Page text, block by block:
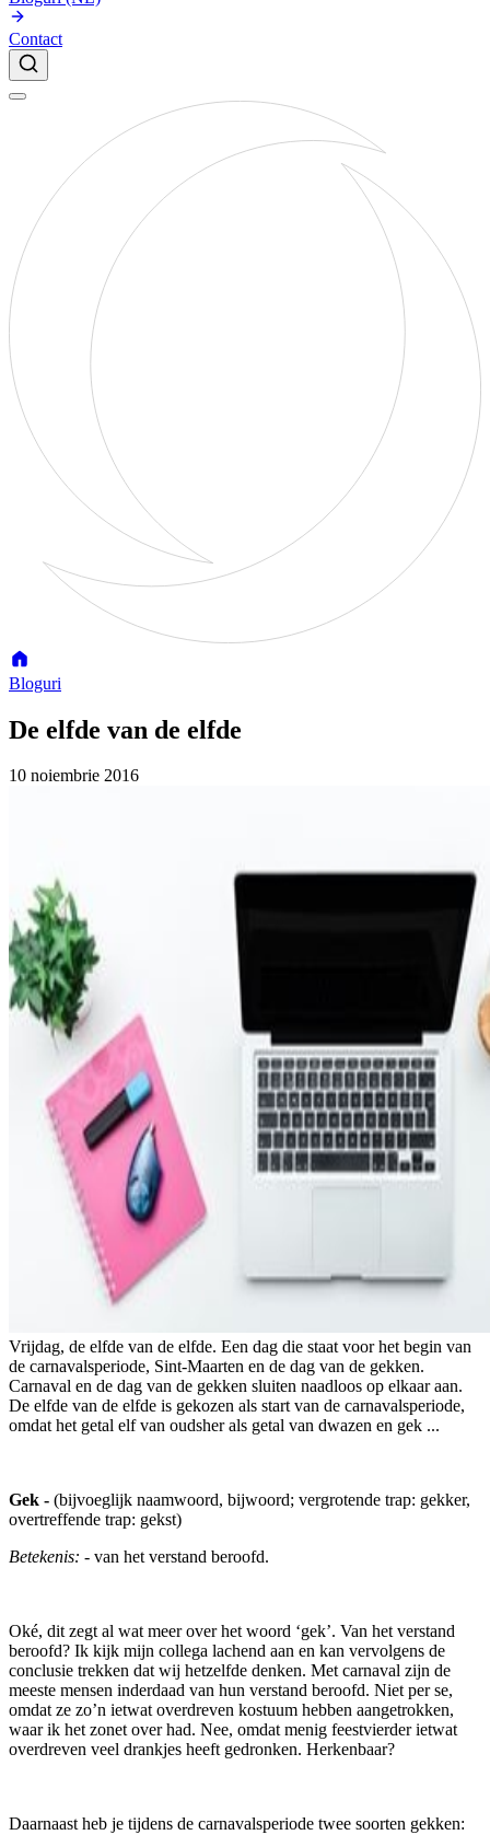
Contact
Bloguri
De elfde van de elfde
10 noiembrie 2016
Vrijdag, de elfde van de elfde. Een dag die staat voor het begin van
de carnavalsperiode, Sint-Maarten en de dag van de gekken.
Carnaval en de dag van de gekken sluiten naadloos op elkaar aan.
De elfde van de elfde is gekozen als start van de carnavalsperiode,
omdat het getal elf van oudsher als getal van dwazen en gek ...
Gek - (bijvoeglijk naamwoord, bijwoord; vergrotende trap: gekker,
overtreffende trap: gekst)
Betekenis: - van het verstand beroofd.
Oké, dit zegt al wat meer over het woord ‘gek’. Van het verstand
beroofd? Ik kijk mijn collega lachend aan en kan vervolgens de
conclusie trekken dat wij hetzelfde denken. Met carnaval zijn de
meeste mensen inderdaad van hun verstand beroofd. Niet per se,
omdat ze zo’n ietwat overdreven kostuum hebben aangetrokken,
waar ik het zonet over had. Nee, omdat menig feestvierder ietwat
overdreven veel drankjes heeft gedronken. Herkenbaar?
Daarnaast heb je tijdens de carnavalsperiode twee soorten gekken: